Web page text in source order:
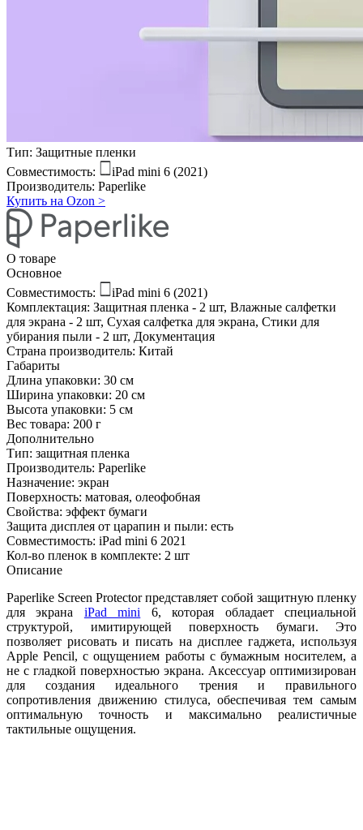
Тип: Защитные пленки
Совместимость:
iPad mini 6 (2021)
Производитель: Paperlike
Купить на Ozon >
О товаре
Основное
Совместимость:
iPad mini 6 (2021)
Комплектация: Защитная пленка - 2 шт, Влажные салфетки
для экрана - 2 шт, Сухая салфетка для экрана, Стики для
убирания пыли - 2 шт, Документация
Страна производитель: Китай
Габариты
Длина упаковки: 30 см
Ширина упаковки: 20 см
Высота упаковки: 5 см
Вес товара: 200 г
Дополнительно
Тип: защитная пленка
Производитель: Paperlike
Назначение: экран
Поверхность: матовая, олеофобная
Свойства: эффект бумаги
Защита дисплея от царапин и пыли: есть
Совместимость: iPad mini 6 2021
Кол-во пленок в комплекте: 2 шт
Описание
Paperlike Screen Protector представляет собой защитную пленку
для экрана iPad mini 6, которая обладает специальной
структурой, имитирующей поверхность бумаги. Это
позволяет рисовать и писать на дисплее гаджета, используя
Apple Pencil, с ощущением работы с бумажным носителем, а
не с гладкой поверхностью экрана. Аксессуар оптимизирован
для создания идеального трения и правильного
сопротивления движению стилуса, обеспечивая тем самым
оптимальную точность и максимально реалистичные
тактильные ощущения.